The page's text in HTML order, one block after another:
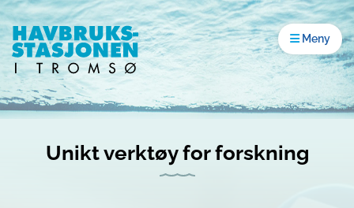
Gå til innhold
Åpne
Meny
HjemUnikt verktøy for forskning